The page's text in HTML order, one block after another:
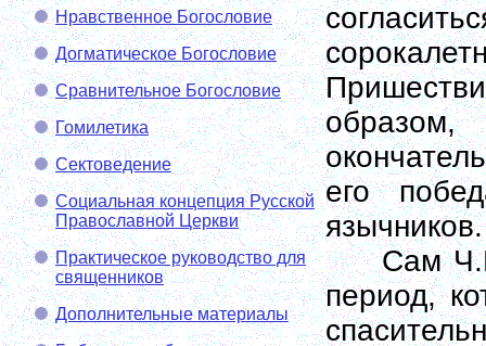
Нравственное Богословие
Догматическое Богословие
Сравнительное Богословие
Гомилетика
Сектоведение
Социальная концепция Русской
Православной Церкви
Практическое руководство для
священников
Дополнительные материалы
его
язычников.
Сам
период,